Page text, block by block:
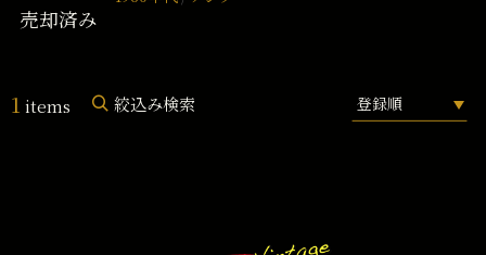
売却済み
1 items 絞込み検索